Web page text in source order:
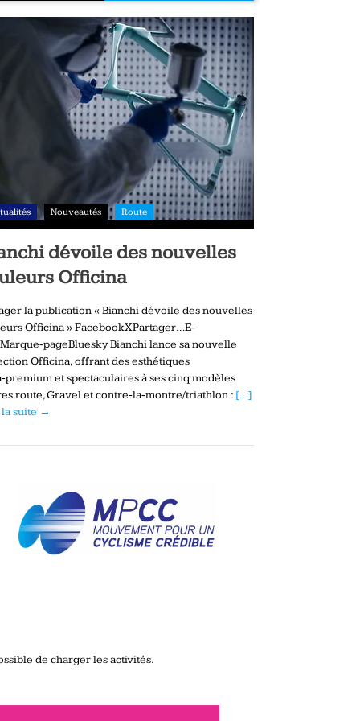
Nouveautés Route
dévoile des nouvelles
Officina
la publication « Bianchi dévoile des nouvelles
Officina » FacebookXPartager…E-
pageBluesky Bianchi lance sa nouvelle
Officina, offrant des esthétiques
et spectaculaires à ses cinq modèles
route, Gravel et contre‑la‑montre/triathlon : […]
suite →
de charger les activités.